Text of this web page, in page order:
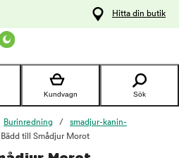
Hitta din butik
Kundvagn Sök
Burinredning
smadjur-kanin-
Bädd till Smådjur Morot